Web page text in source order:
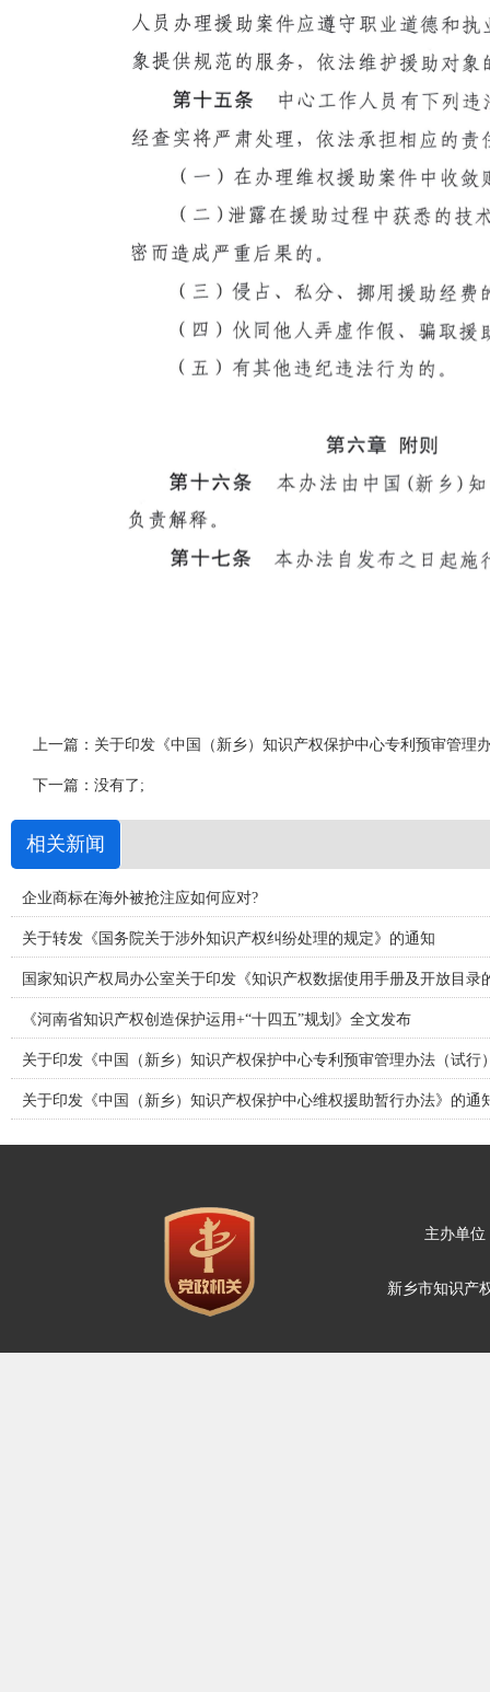
上一篇： 关于印发《中国（新乡）知识产权保护中心专利预审管理
下一篇：没有了;
相关新闻
企业商标在海外被抢注应如何应对?
关于转发《国务院关于涉外知识产权纠纷处理的规定》的通知
国家知识产权局办公室关于印发《知识产权数据使用手册及开放目录
《河南省知识产权创造保护运用+“十四五”规划》全文发布
关于印发《中国（新乡）知识产权保护中心专利预审管理办法（试行
关于印发《中国（新乡）知识产权保护中心维权援助暂行办法》的通
主办单
新乡市知识产